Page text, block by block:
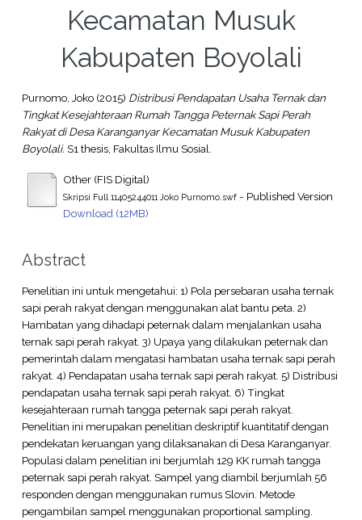
Kecamatan Musuk
Kabupaten Boyolali
Purnomo, Joko(2015) Distribusi Pendapatan Usaha Ternak dan
Tingkat Kesejahteraan Rumah Tangga Peternak Sapi Perah
Rakyat di Desa Karanganyar Kecamatan Musuk Kabupaten
Boyolali. S1 thesis, Fakultas Ilmu Sosial.
Other (FIS Digital)
Skripsi Full 11405244011 Joko Purnomo.swf- Published Version
Download (12MB)
Abstract
Penelitian ini untuk mengetahui: 1) Pola persebaran usaha ternak
sapi perah rakyat dengan menggunakan alat bantu peta. 2)
Hambatan yang dihadapi peternak dalam menjalankan usaha
ternak sapi perah rakyat. 3) Upaya yang dilakukan peternak dan
pemerintah dalam mengatasi hambatan usaha ternak sapi perah
rakyat. 4) Pendapatan usaha ternak sapi perah rakyat. 5) Distribusi
pendapatan usaha ternak sapi perah rakyat. 6) Tingkat
kesejahteraan rumah tangga peternak sapi perah rakyat.
Penelitian ini merupakan penelitian deskriptif kuantitatif dengan
pendekatan keruangan yang dilaksanakan di Desa Karanganyar.
Populasi dalam penelitian ini berjumlah 129 KK rumah tangga
peternak sapi perah rakyat. Sampel yang diambil berjumlah 56
responden dengan menggunakan rumus Slovin. Metode
pengambilan sampel menggunakan proportional sampling.